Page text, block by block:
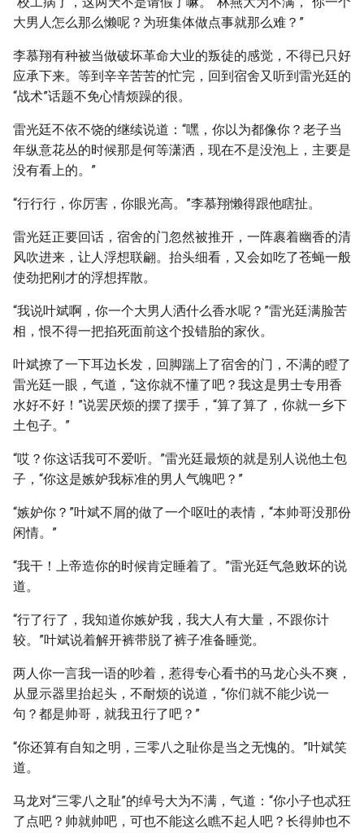
大男人怎么那么懒呢？为班集体做点事就那么难？”
李慕翔有种被当做破坏革命大业的叛徒的感觉，不得已只好
应承下来。等到辛辛苦苦的忙完，回到宿舍又听到雷光廷的
“战术”话题不免心情烦躁的很。
雷光廷不依不饶的继续说道：“嘿，你以为都像你？老子当
年纵意花丛的时候那是何等潇洒，现在不是没泡上，主要是
没有看上的。”
“行行行，你厉害，你眼光高。”李慕翔懒得跟他瞎扯。
雷光廷正要回话，宿舍的门忽然被推开，一阵裹着幽香的清
风吹进来，让人浮想联翩。抬头细看，又会如吃了苍蝇一般
使劲把刚才的浮想挥散。
“我说叶斌啊，你一个大男人洒什么香水呢？”雷光廷满脸苦
相，恨不得一把掐死面前这个投错胎的家伙。
叶斌撩了一下耳边长发，回脚踹上了宿舍的门，不满的瞪了
雷光廷一眼，气道，“这你就不懂了吧？我这是男士专用香
水好不好！”说罢厌烦的摆了摆手，“算了算了，你就一乡下
土包子。”
“哎？你这话我可不爱听。”雷光廷最烦的就是别人说他土包
子，“你这是嫉妒我标准的男人气魄吧？”
“嫉妒你？”叶斌不屑的做了一个呕吐的表情，“本帅哥没那份
闲情。”
“我干！上帝造你的时候肯定睡着了。”雷光廷气急败坏的说
道。
“行了行了，我知道你嫉妒我，我大人有大量，不跟你计
较。”叶斌说着解开裤带脱了裤子准备睡觉。
两人你一言我一语的吵着，惹得专心看书的马龙心头不爽，
从显示器里抬起头，不耐烦的说道，“你们就不能少说一
句？都是帅哥，就我丑行了吧？”
“你还算有自知之明，三零八之耻你是当之无愧的。”叶斌笑
道。
马龙对“三零八之耻”的绰号大为不满，气道：“你小子也忒狂
了点吧？帅就帅吧，可也不能这么瞧不起人吧？长得帅也不